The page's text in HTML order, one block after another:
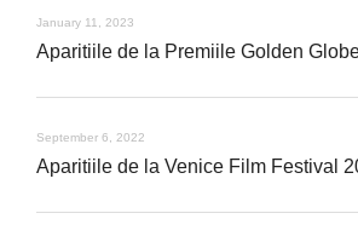
January 11, 2023
Aparitiile de la Premiile Golden
September 6, 2022
Aparitiile de la Venice Film Festival